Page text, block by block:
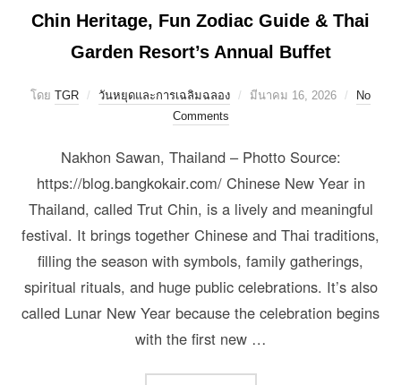
Chin Heritage, Fun Zodiac Guide & Thai
Garden Resort’s Annual Buffet
โดย TGR วันหยุดและการเฉลิมฉลอง มีนาคม 16, 2026
No
Comments
Nakhon Sawan, Thailand – Photto Source:
https://blog.bangkokair.com/ Chinese New Year in
Thailand, called Trut Chin, is a lively and meaningful
festival. It brings together Chinese and Thai traditions,
filling the season with symbols, family gatherings,
spiritual rituals, and huge public celebrations. It’s also
called Lunar New Year because the celebration begins
with the first new …